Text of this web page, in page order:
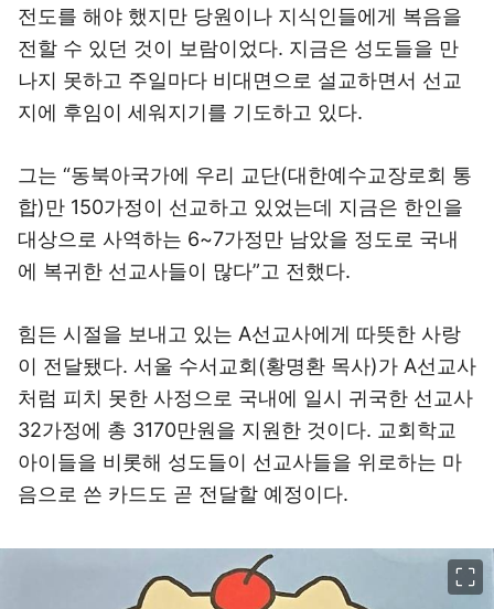
전도를 해야 했지만 당원이나 지식인들에게 복음을
전할 수 있던 것이 보람이었다. 지금은 성도들을 만
나지 못하고 주일마다 비대면으로 설교하면서 선교
지에 후임이 세워지기를 기도하고 있다.
그는 “동북아국가에 우리 교단(대한예수교장로회 통
합)만 150가정이 선교하고 있었는데 지금은 한인을
대상으로 사역하는 6~7가정만 남았을 정도로 국내
에 복귀한 선교사들이 많다”고 전했다.
힘든 시절을 보내고 있는 A선교사에게 따뜻한 사랑
이 전달됐다. 서울 수서교회(황명환 목사)가 A선교사
처럼 피치 못한 사정으로 국내에 일시 귀국한 선교사
32가정에 총 3170만원을 지원한 것이다. 교회학교
아이들을 비롯해 성도들이 선교사들을 위로하는 마
음으로 쓴 카드도 곧 전달할 예정이다.